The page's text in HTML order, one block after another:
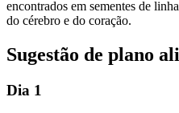
encontrados em sementes de
do cérebro e do coração.
Sugestão de plano
Dia 1